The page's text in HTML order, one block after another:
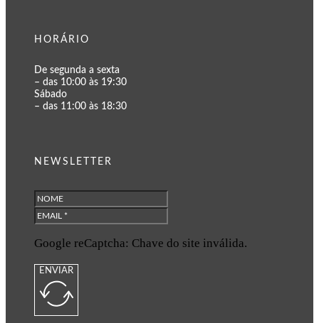
HORÁRIO
De segunda a sexta
– das 10:00 às 19:30
Sábado
– das 11:00 às 18:30
NEWSLETTER
Google reCaptcha: Chave do site inválida.
ENVIAR